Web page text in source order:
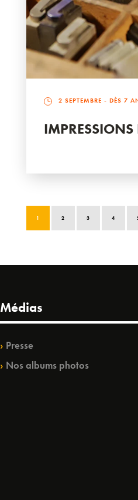
2 SEPTEMBRE - DÈS 7
1 2 3 4
Médias
Presse
Nos albums photos